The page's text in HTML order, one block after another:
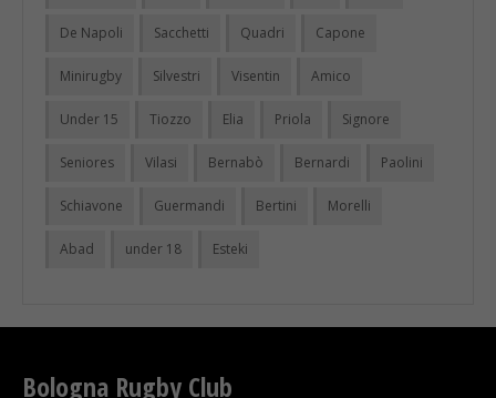
De Napoli Sacchetti Quadri Capone
Minirugby Silvestri Visentin Amico
Under 15 Tiozzo Elia Priola Signore
Seniores Vilasi Bernabò Bernardi Paolini
Schiavone Guermandi Bertini Morelli
Abad under 18 Esteki
Bologna Rugby Club